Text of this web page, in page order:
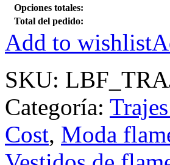
Opciones totales:
Total del pedido:
Add to wishlist
SKU:
Categoría:
Cost, Moda